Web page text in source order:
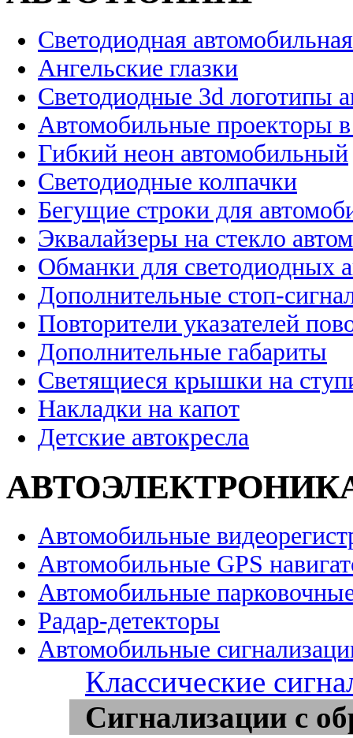
Светодиодная
Ангельские глазки
Светодиодные 3d логотипы
Автомобильные проекторы
Гибкий неон автомобильный
Светодиодные колпачки
Бегущие строки для
Эквалайзеры на стекло
Обманки для светодиодных
Дополнительные стоп-
Повторители указателей
Дополнительные габариты
Светящиеся крышки на
Накладки на капот
Детские автокресла
Автомобильные
Автомобильные GPS
Автомобильные
Радар-детекторы
Автомобильные
Классические
Сигнализации с